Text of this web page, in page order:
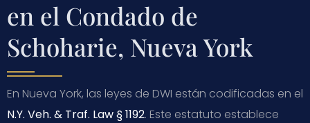
en el Condado de
Schoharie, Nueva York
En Nueva York, las leyes de DWI están codificadas en el
N.Y. Veh. & Traf. Law § 1192. Este estatuto establece